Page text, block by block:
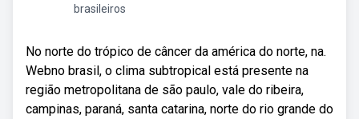
brasileiros
No norte do trópico de câncer da américa do norte, na.
Webno brasil, o clima subtropical está presente na
região metropolitana de são paulo, vale do ribeira,
campinas, paraná, santa catarina, norte do rio grande do